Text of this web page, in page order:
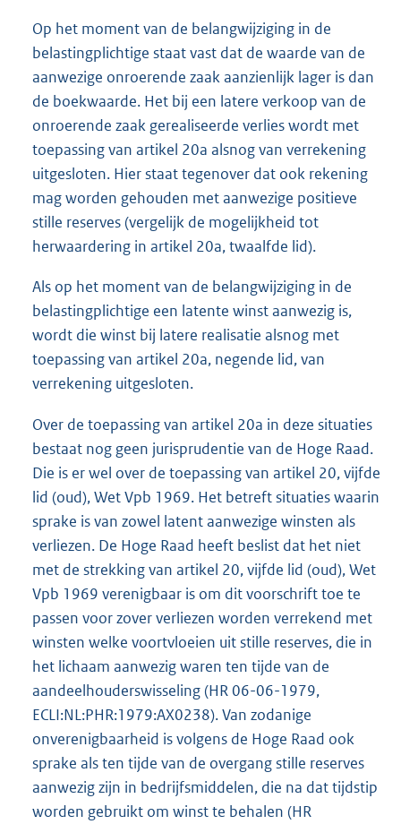
Op het moment van de belangwijziging in de
belastingplichtige staat vast dat de waarde van de
aanwezige onroerende zaak aanzienlijk lager is dan
de boekwaarde. Het bij een latere verkoop van de
onroerende zaak gerealiseerde verlies wordt met
toepassing van artikel 20a alsnog van verrekening
uitgesloten. Hier staat tegenover dat ook rekening
mag worden gehouden met aanwezige positieve
stille reserves (vergelijk de mogelijkheid tot
herwaardering in artikel 20a, twaalfde lid).
Als op het moment van de belangwijziging in de
belastingplichtige een latente winst aanwezig is,
wordt die winst bij latere realisatie alsnog met
toepassing van artikel 20a, negende lid, van
verrekening uitgesloten.
Over de toepassing van artikel 20a in deze situaties
bestaat nog geen jurisprudentie van de Hoge Raad.
Die is er wel over de toepassing van artikel 20, vijfde
lid (oud), Wet Vpb 1969. Het betreft situaties waarin
sprake is van zowel latent aanwezige winsten als
verliezen. De Hoge Raad heeft beslist dat het niet
met de strekking van artikel 20, vijfde lid (oud), Wet
Vpb 1969 verenigbaar is om dit voorschrift toe te
passen voor zover verliezen worden verrekend met
winsten welke voortvloeien uit stille reserves, die in
het lichaam aanwezig waren ten tijde van de
aandeelhouderswisseling (HR 06-06-1979,
ECLI:NL:PHR:1979:AX0238). Van zodanige
onverenigbaarheid is volgens de Hoge Raad ook
sprake als ten tijde van de overgang stille reserves
aanwezig zijn in bedrijfsmiddelen, die na dat tijdstip
worden gebruikt om winst te behalen (HR